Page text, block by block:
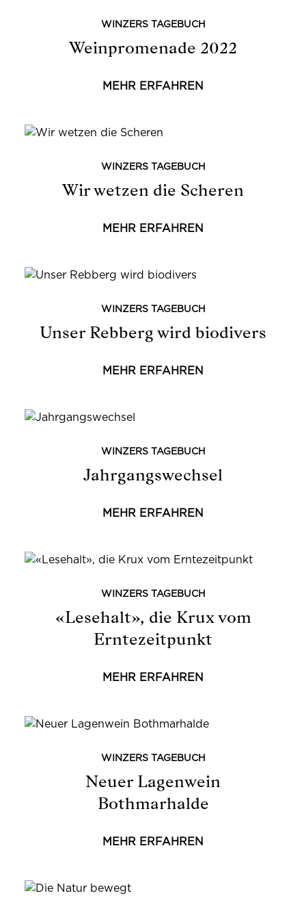
WINZERS TAGEBUCH
Weinpromenade 2022
MEHR ERFAHREN
WINZERS TAGEBUCH
Wir wetzen die Scheren
MEHR ERFAHREN
WINZERS TAGEBUCH
Unser Rebberg wird biodivers
MEHR ERFAHREN
WINZERS TAGEBUCH
Jahrgangswechsel
MEHR ERFAHREN
WINZERS TAGEBUCH
«Lesehalt», die Krux vom
Erntezeitpunkt
MEHR ERFAHREN
WINZERS TAGEBUCH
Neuer Lagenwein
Bothmarhalde
MEHR ERFAHREN